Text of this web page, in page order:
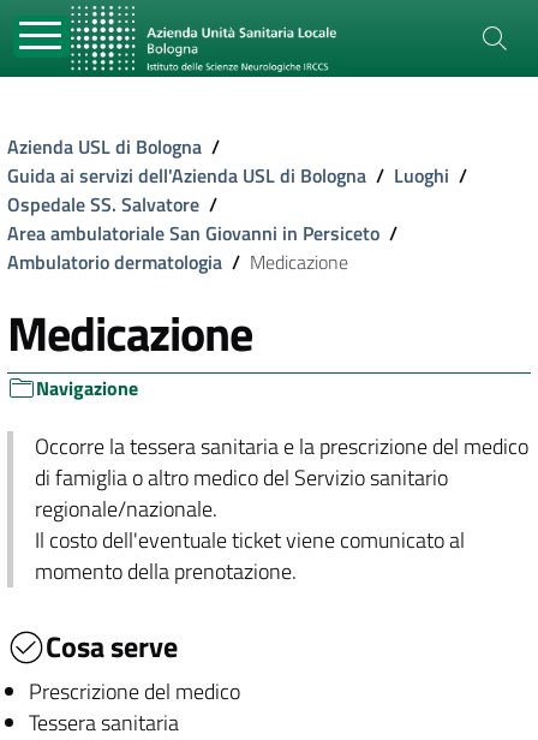
Azienda USL di Bologna /
Guida ai servizi dell'Azienda USL di Bologna / Luoghi /
Ospedale SS. Salvatore /
Area ambulatoriale San Giovanni in Persiceto /
Ambulatorio dermatologia / Medicazione
Medicazione
Navigazione
Occorre la tessera sanitaria e la prescrizione del medico
di famiglia o altro medico del Servizio sanitario
regionale/nazionale.
Il costo dell'eventuale ticket viene comunicato al
momento della prenotazione.
Cosa serve
Prescrizione del medico
Tessera sanitaria